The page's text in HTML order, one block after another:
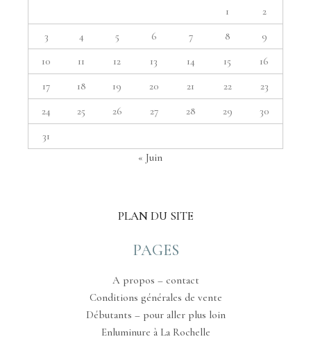
1
2
3
4 5 6 7 8
9
10
11 12 13 14 15
16
17
18 19 20 21 22
23
24
25 26 27 28 29
30
31
« Juin
PLAN DU SITE
PAGES
A propos – contact
Conditions générales de vente
Débutants – pour aller plus loin
Enluminure à La Rochelle